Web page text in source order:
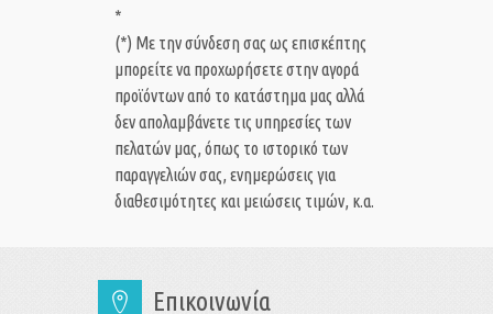
*
(*) Με την σύνδεση σας ως επισκέπτης
μπορείτε να προχωρήσετε στην αγορά
προϊόντων από το κατάστημα μας αλλά
δεν απολαμβάνετε τις υπηρεσίες των
πελατών μας, όπως το ιστορικό των
παραγγελιών σας, ενημερώσεις για
διαθεσιμότητες και μειώσεις τιμών, κ.α.
Επικοινωνία